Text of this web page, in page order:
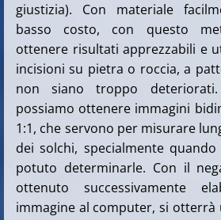
giustizia). Con materiale
basso costo, con questo
ottenere risultati apprezzabili e
incisioni su pietra o roccia, a
non siano troppo
possiamo ottenere immagini
1:1, che servono per misurare
dei solchi, specialmente
potuto determinarle. Con il
ottenuto successivamente
immagine al computer, si